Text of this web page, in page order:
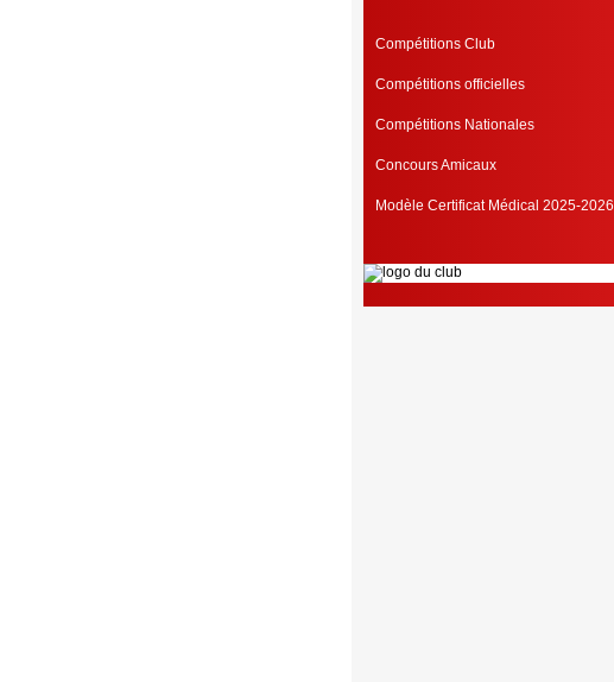
Compétitions Club
Compétitions officielles
Compétitions Nationales
Concours Amicaux
Modèle Certificat Médical 2025-2026